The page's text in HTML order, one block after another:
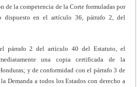
de la competencia de la Corte formuladas por
dispuesto en el artículo 36, párrafo 2, del
párrafo 2 del artículo 40 del Estatuto, el
una copia certificada de la
y de conformidad con el párrafo 3 de
Demanda a todos los Estados con derecho a